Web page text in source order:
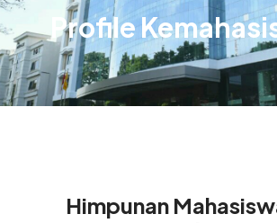
Profile
Himpunan